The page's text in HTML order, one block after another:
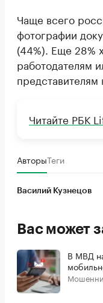
Чаще всего
фотографии
(44%). Еще 28%
работодателям
представителям
Читайте РБК
АвторыТеги
Василий Кузнецов
Вас может
В МВД